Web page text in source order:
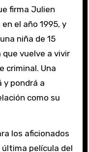
firma Julien
el año 1995, y
niña de 15
vuelve a vivir
criminal. Una
y pondrá a
como su
los aficionados
última película del